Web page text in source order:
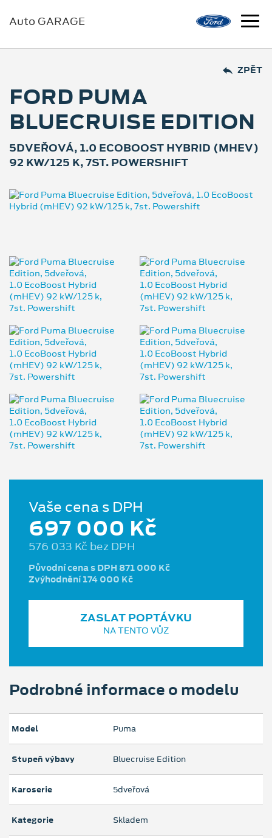
Auto GARAGE
ZPĚT
FORD PUMA
BLUECRUISE EDITION
5DVEŘOVÁ, 1.0 ECOBOOST HYBRID (MHEV)
92 KW/125 K, 7ST. POWERSHIFT
Vaše cena s DPH
697 000 Kč
576 033 Kč bez DPH
Původní cena s DPH 871 000 Kč
Zvýhodnění 174 000 Kč
ZASLAT POPTÁVKU
NA TENTO VŮZ
Podrobné informace o modelu
Model Puma
Stupeň výbavy Bluecruise Edition
Karoserie 5dveřová
Kategorie Skladem